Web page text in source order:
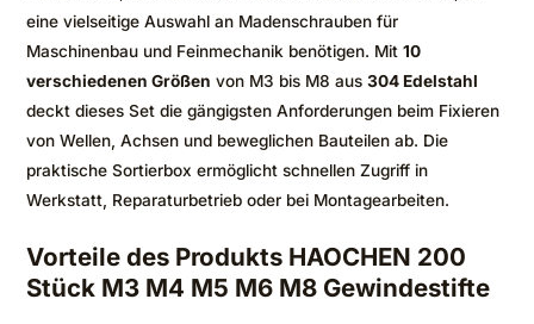
eine vielseitige Auswahl an Madenschrauben für
Maschinenbau und Feinmechanik benötigen. Mit 10
verschiedenen Größen von M3 bis M8 aus 304 Edelstahl
deckt dieses Set die gängigsten Anforderungen beim Fixieren
von Wellen, Achsen und beweglichen Bauteilen ab. Die
praktische Sortierbox ermöglicht schnellen Zugriff in
Werkstatt, Reparaturbetrieb oder bei Montagearbeiten.
Vorteile des Produkts HAOCHEN 200
Stück M3 M4 M5 M6 M8 Gewindestifte